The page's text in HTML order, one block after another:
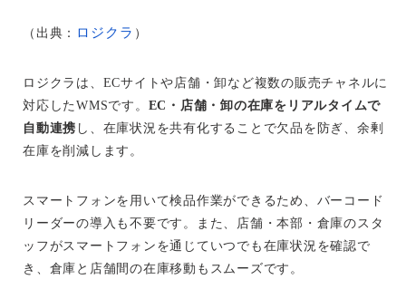
（出典： ロジクラ ）
ロジクラは、ECサイトや店舗・卸など複数の販売チャネルに
対応したWMSです。 EC・店舗・卸の在庫をリアルタイムで
自動連携 し、在庫状況を共有化することで欠品を防ぎ、余剰
在庫を削減します。
スマートフォンを用いて検品作業ができるため、バーコード
リーダーの導入も不要です。また、店舗・本部・倉庫のスタ
ッフがスマートフォンを通じていつでも在庫状況を確認で
き、倉庫と店舗間の在庫移動もスムーズです。